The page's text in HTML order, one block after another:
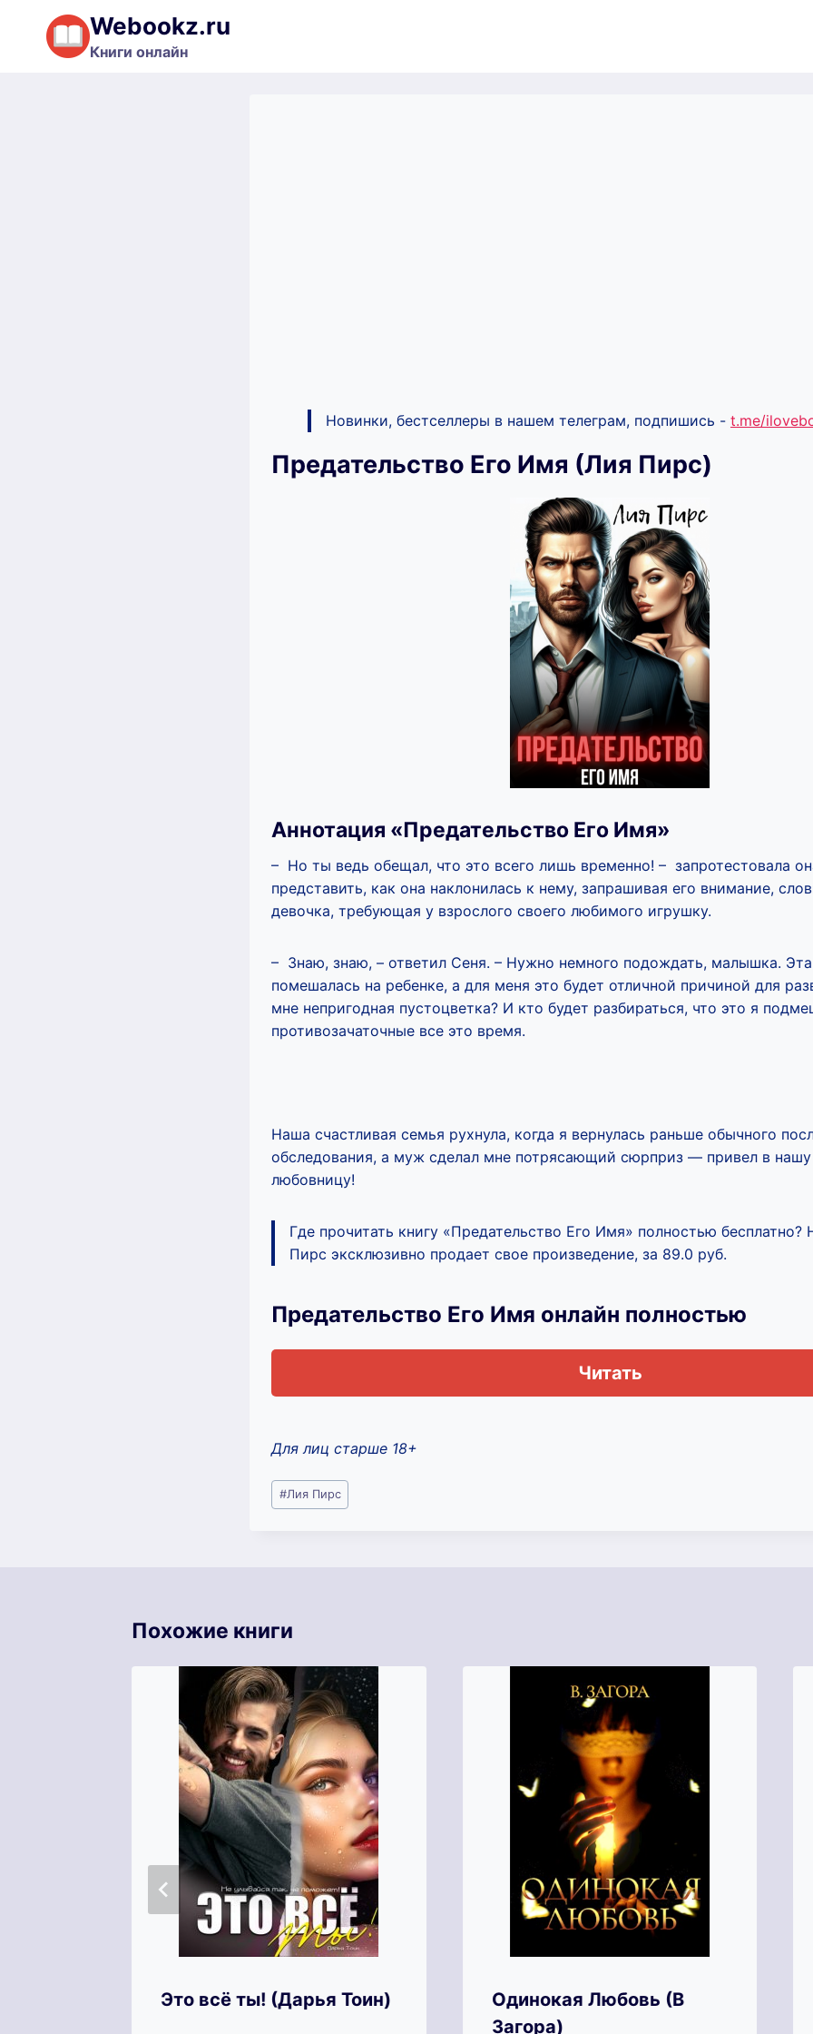
Перейти
содержимому
Webookz.ru
Книги онлайн
Новинки, бестселлеры в нашем телеграм, подпишись - t.me/
Предательство Его Имя (Лия Пирс)
Аннотация «Предательство Его Имя»
– Но ты ведь обещал, что это всего лишь временно! – запротестовала
представить, как она наклонилась к нему, запрашивая его внимание,
девочка, требующая у взрослого своего любимого игрушку.
– Знаю, знаю, – ответил Сеня. – Нужно немного подождать, малышка.
помешалась на ребенке, а для меня это будет отличной причиной для
мне непригодная пустоцветка? И кто будет разбираться, что это я
противозачаточные все это время.
Наша счастливая семья рухнула, когда я вернулась раньше обычного
обследования, а муж сделал мне потрясающий сюрприз — привел в
любовницу!
Где прочитать книгу «Предательство Его Имя» полностью бесплатно?
Пирс эксклюзивно продает свое произведение, за 89.0 руб.
Предательство Его Имя онлайн полностью
Читать
Для лиц старше 18+
Метки
записи:
#Лия Пирс
Похожие книги
Это всё ты! (Дарья Тоин)
Одинокая Любовь (В
Загора)